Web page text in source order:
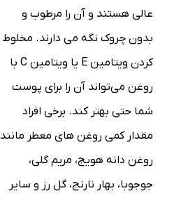
عالی هستند و آن را مرطوب و
بدون چروک نگه می دارند. مخلوط
کردن ویتامین E یا ویتامین C با
روغن می‌تواند آن را برای پوست
شما حتی بهتر کند. برخی افراد
مقدار کمی روغن های معطر مانند
روغن دانه هویج، مریم گلی،
جوجوبا، بهار نارنج، گل رز و سایر